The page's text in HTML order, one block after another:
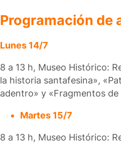
Programación de
Lunes 14/7
8 a 13 h, Museo Histórico:
la historia santafesina»,
adentro» y «Fragmentos
Martes 15/7
8 a 13 h, Museo Histórico: